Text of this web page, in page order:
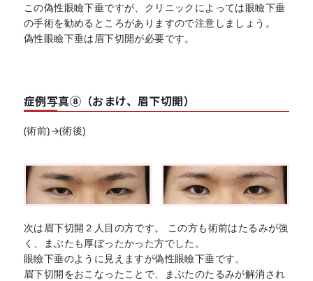
この偽性眼瞼下垂ですが、クリニックによっては眼瞼下垂
の手術を勧めるところがありますので注意しましょう。
偽性眼瞼下垂は眉下切開が必要です。
症例写真⑧（おまけ、眉下切開）
(術前)→(術後)
次は眉下切開２人目の方です。 この方も術前はたるみが強
く、まぶたも厚ぼったかった方でした。
眼瞼下垂のように見えますが偽性眼瞼下垂です。
眉下切開をおこなったことで、まぶたのたるみが解消され